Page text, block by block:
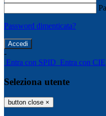
Password dimenticata?
-
Entra con SPID Entra con CIE
Seleziona utente
button close ×